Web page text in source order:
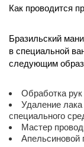
Как проводится
Бразильский
в специальной
следующим
Обработка рук
Удаление
специального
Мастер
Апельсиновой